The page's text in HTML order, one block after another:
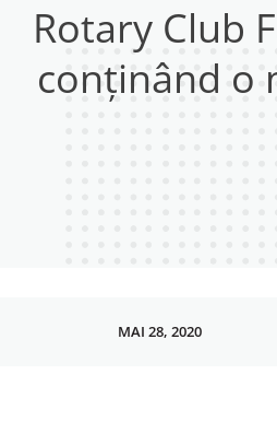
Rotary Club
conținând o
MAI 28, 2020